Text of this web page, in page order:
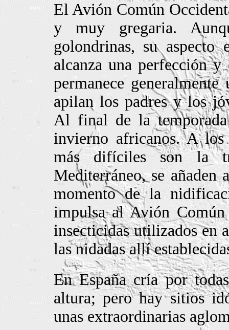
El Avión Común
y muy gregaria.
golondrinas, su
alcanza una perfección
permanece
apilan los padres y los
Al final de la temporada
invierno africanos. A
más difíciles son la
Mediterráneo, se añaden
momento de la
impulsa al Avión
insecticidas utilizados en
las nidadas allí
En España cría por
altura; pero hay sitios
unas extraordinarias